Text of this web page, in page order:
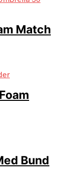
Match
Bund